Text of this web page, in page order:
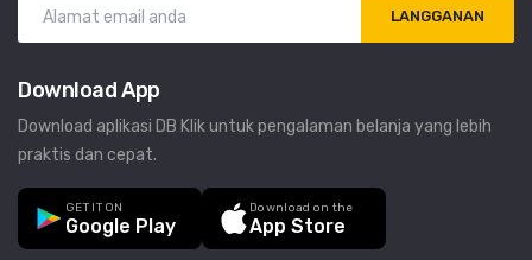
LANGGANAN
Download App
Download aplikasi DB Klik untuk pengalaman belanja yang lebih
praktis dan cepat.
GET IT ON
Google Play
Download on the
App Store